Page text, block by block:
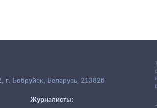
г. Бобруйск, Беларусь, 213826
Журналисты: